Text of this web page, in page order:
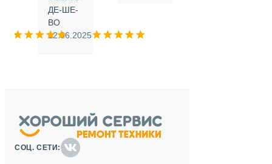
ДЕ-ШЕ-
ВО
12.06.2025
СОЦ. СЕТИ: